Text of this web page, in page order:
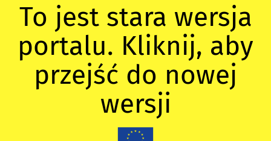
To jest stara wersja
portalu. Kliknij, aby
przejść do nowej
wersji